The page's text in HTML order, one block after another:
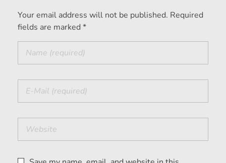
Your email address will not be published. Required
fields are marked *